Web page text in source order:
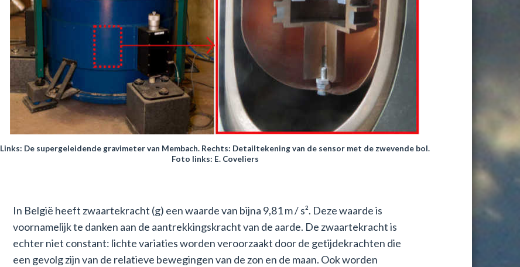
Links: De supergeleidende gravimeter van Membach. Rechts: Detailtekening van de sensor met de zwevende bol.
Foto links: E. Coveliers
In België heeft zwaartekracht (g) een waarde van bijna 9,81 m / s². Deze waarde is
voornamelijk te danken aan de aantrekkingskracht van de aarde. De zwaartekracht is
echter niet constant: lichte variaties worden veroorzaakt door de getijdekrachten die
een gevolg zijn van de relatieve bewegingen van de zon en de maan. Ook worden